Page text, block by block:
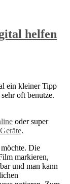
helfen
ein kleiner Tipp
oft benutze.
oder super
.
Die
markieren,
und man kann